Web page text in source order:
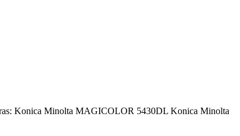
Konica Minolta MAGICOLOR 5430DL Konica Minolta